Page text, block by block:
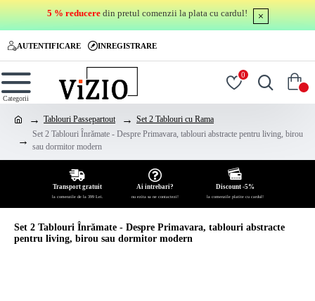
5 % reducere din pretul comenzii la plata cu cardul!
AUTENTIFICARE INREGISTRARE
0
Tablouri Passepartout
Set 2 Tablouri cu Rama
Set 2 Tablouri Înrămate - Despre Primavara, tablouri abstracte pentru living, birou
sau dormitor modern
Transport gratuit
la comenzile de la 399 Lei.
Ai intrebari?
nu ezita sa ne contactezi!
Discount -5%
la comenzile platite cu cardul!
Set 2 Tablouri Înrămate - Despre Primavara, tablouri abstracte
pentru living, birou sau dormitor modern